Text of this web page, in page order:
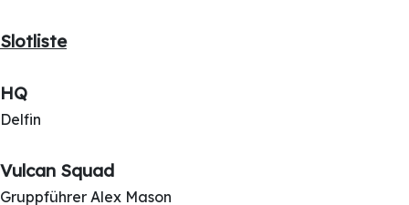
Slotliste
HQ
Delfin
Vulcan Squad
Gruppführer Alex Mason